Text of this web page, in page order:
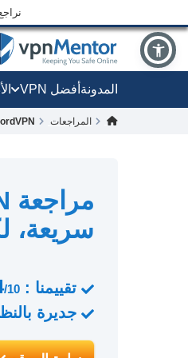
المدونة أفضل VPN
المراجعات
سريعة،
تقييمنا : /10
جديرة